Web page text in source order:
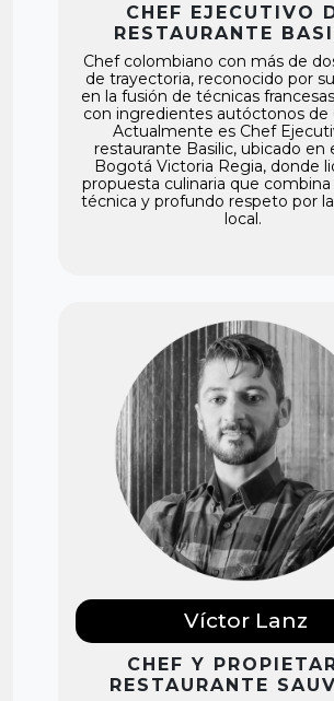
CHEF EJECUTIVO
RESTAURANTE
Chef colombiano con más de
de trayectoria, reconocido por
en la fusión de técnicas
con ingredientes autóctonos de
Actualmente es Chef
restaurante Basilic, ubicado en
Bogotá Victoria Regia, donde
propuesta culinaria que
técnica y profundo respeto por
local.
Víctor Lanz
CHEF Y
RESTAURANTE